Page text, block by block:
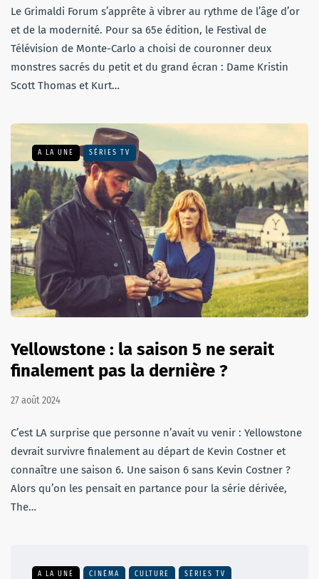
Le Grimaldi Forum s’apprête à vibrer au rythme de l’âge d’or
et de la modernité. Pour sa 65e édition, le Festival de
Télévision de Monte-Carlo a choisi de couronner deux
monstres sacrés du petit et du grand écran : Dame Kristin
Scott Thomas et Kurt…
A LA UNE SÉRIES TV
Yellowstone : la saison 5 ne serait
finalement pas la dernière ?
27 août 2024
C’est LA surprise que personne n’avait vu venir : Yellowstone
devrait survivre finalement au départ de Kevin Costner et
connaître une saison 6. Une saison 6 sans Kevin Costner ?
Alors qu’on les pensait en partance pour la série dérivée,
The…
A LA UNE CINÉMA CULTURE SÉRIES TV